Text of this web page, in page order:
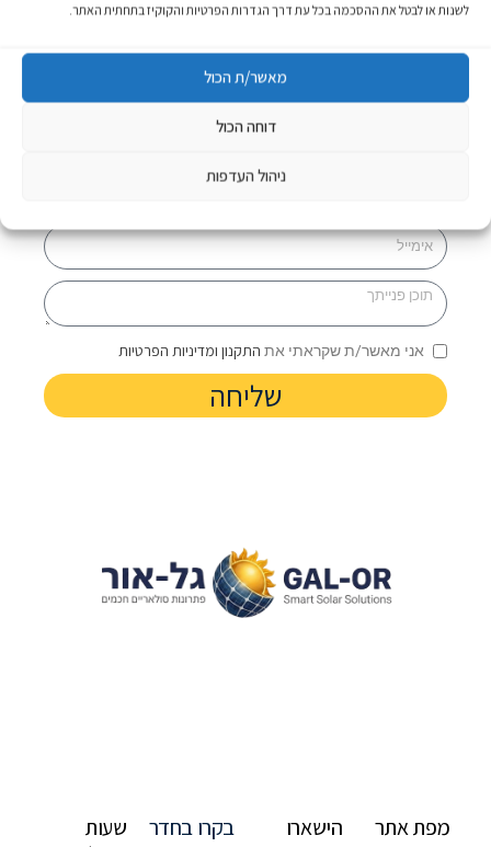
לשנות או לבטל את ההסכמה בכל עת דרך הגדרות הפרטיות והקוקיז בתחתית האתר.
מאשר/ת הכול
דוחה הכול
ניהול העדפות
יש לכם שאלה? זקוקים לייעוץ?
השאירו פרטים ואחד מנציגנו יחזור אליכם בהקדם
אני מאשר/ת שקראתי את התקנון ומדיניות הפרטיות
שליחה
בקרו בחדר
שעות
מפת אתר
הישארו